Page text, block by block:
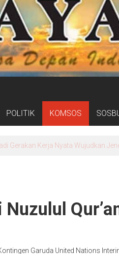
POLITIK KOMSOS
IGD hingga Farmasi Mulai
Garuda United Nations